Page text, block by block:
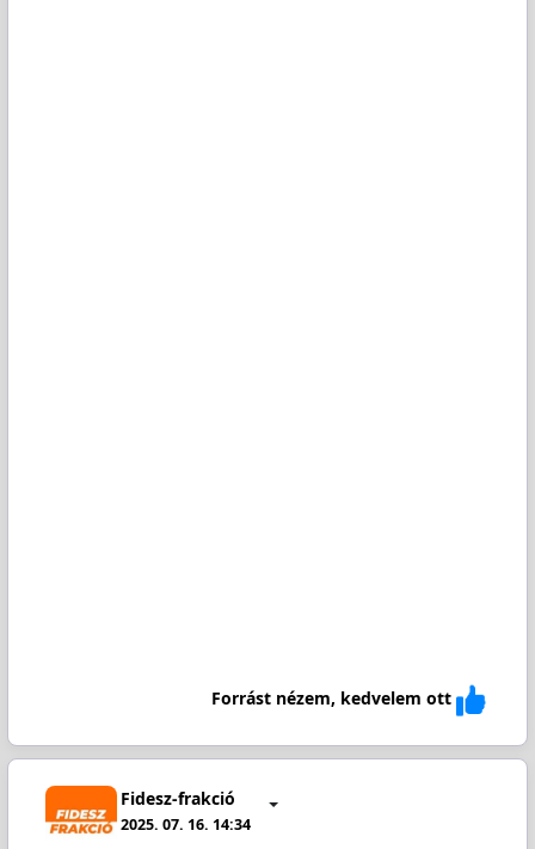
Forrást nézem, kedvelem ott
Fidesz-frakció
2025. 07. 16. 14:34